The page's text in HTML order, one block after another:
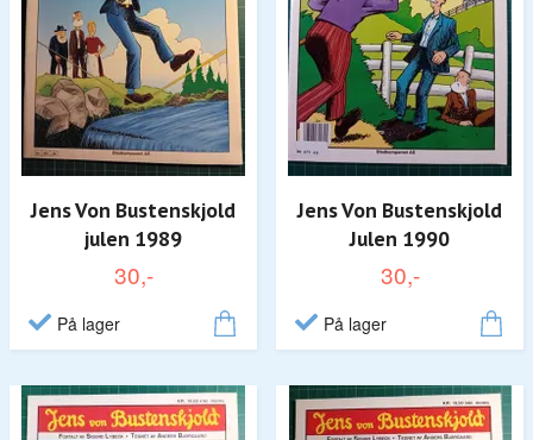
Jens Von Bustenskjold
julen 1989
30,-
På lager
Jens Von Bustenskjold
Julen 1990
30,-
På lager